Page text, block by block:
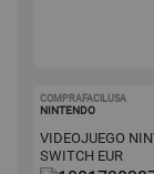
COMPRAFACILUSA
NINTENDO
VIDEOJUEGO
SWITCH EUR